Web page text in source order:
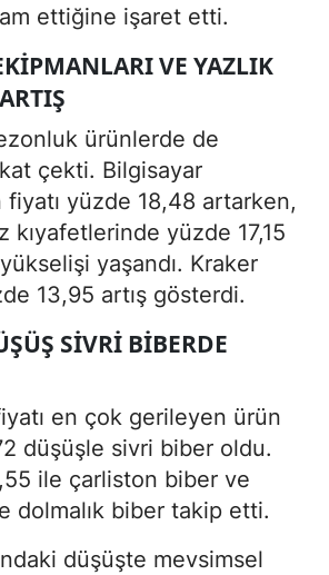
ettiğine işaret etti.
VE YAZLIK
ürünlerde de
çekti. Bilgisayar
fiyatı yüzde 18,48 artarken,
kıyafetlerinde yüzde 17,15
yaşandı. Kraker
13,95 artış gösterdi.
SIVRI BIBERDE
en çok gerileyen ürün
düşüşle sivri biber oldu.
ile çarliston biber ve
dolmalık biber takip etti.
düşüşte mevsimsel